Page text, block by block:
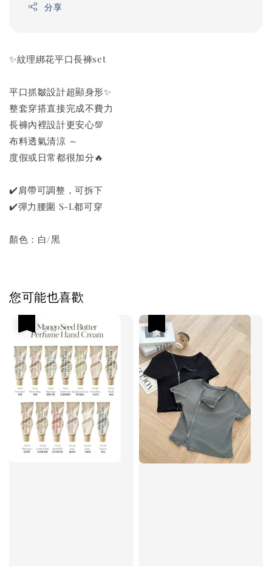
分享
✨紋理綁花平口長褲set
平口抓皺設計超顯身形✨
整套穿搭直接完成不費力
長褲內裡設計更安心💯
布料透氣清涼 ～
度假或日常都很加分🔥
✔️肩帶可調整，可拆下
✔️彈力腰圍 S-L都可穿
顏色：白/黑
您可能也喜歡